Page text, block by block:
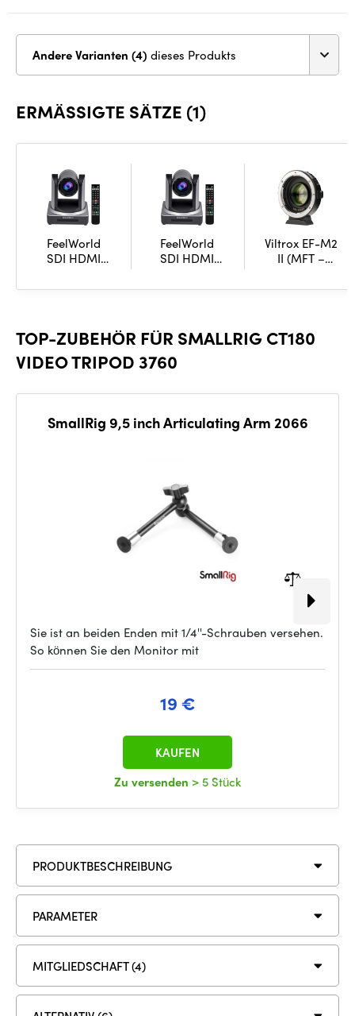
Andere Varianten (4) dieses Produkts
ERMÄSSIGTE SÄTZE (1)
FeelWorld
SDI HDMI
Camera with
FeelWorld
SDI HDMI
Camera with
Viltrox EF-M2
II (MFT –
Speed
TOP-ZUBEHÖR FÜR SMALLRIG CT180
VIDEO TRIPOD 3760
SmallRig 9,5 inch Articulating Arm 2066
Sie ist an beiden Enden mit 1/4''-Schrauben versehen.
So können Sie den Monitor mit
19 €
Zu versenden > 5 Stück
KAUFEN
PRODUKTBESCHREIBUNG
PARAMETER
MITGLIEDSCHAFT (4)